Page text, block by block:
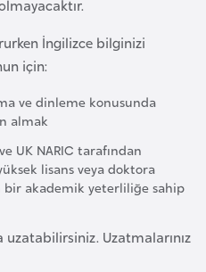
İngilizce bilginizi
için:
ve dinleme konusunda
almak
UK NARIC tarafından
lisans veya doktora
bir akademik yeterliliğe sahip
uzatabilirsiniz. Uzatmalarınız